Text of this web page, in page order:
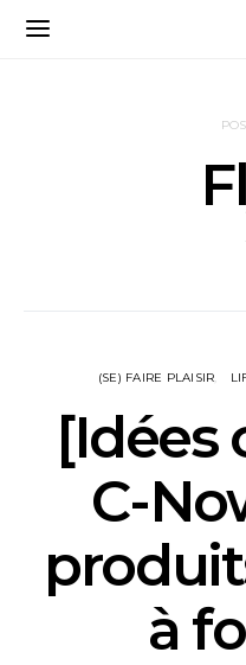
(SE) FAIRE PLAISIR
[Idées
C-
à